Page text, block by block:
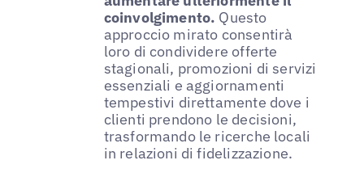
coinvolgimento. Questo
approccio mirato consentirà
loro di condividere offerte
stagionali, promozioni di servizi
essenziali e aggiornamenti
tempestivi direttamente dove i
clienti prendono le decisioni,
trasformando le ricerche locali
in relazioni di fidelizzazione.